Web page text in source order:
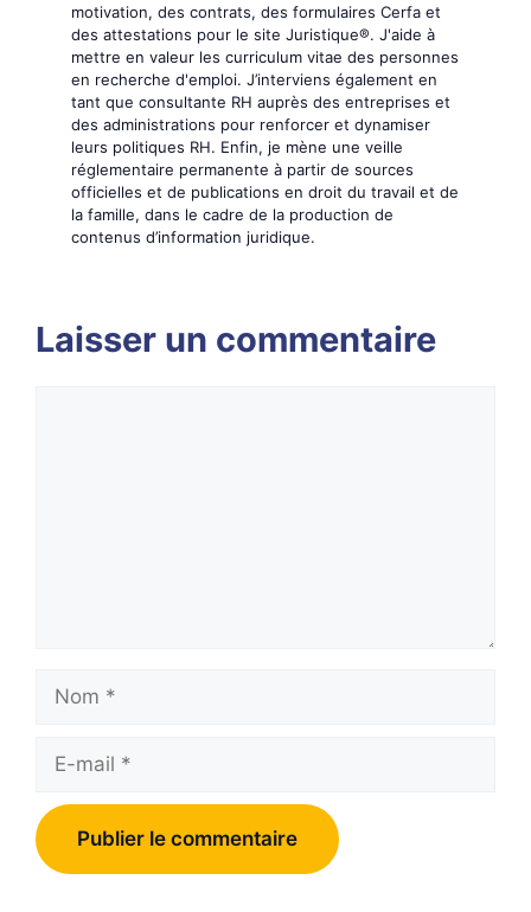
motivation, des contrats, des formulaires Cerfa et
des attestations pour le site Juristique®. J'aide à
mettre en valeur les curriculum vitae des personnes
en recherche d'emploi. J’interviens également en
tant que consultante RH auprès des entreprises et
des administrations pour renforcer et dynamiser
leurs politiques RH. Enfin, je mène une veille
réglementaire permanente à partir de sources
officielles et de publications en droit du travail et de
la famille, dans le cadre de la production de
contenus d’information juridique.
Laisser un commentaire
mail